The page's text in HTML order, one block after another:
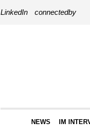
LinkedIn connectedby
NEWS IM